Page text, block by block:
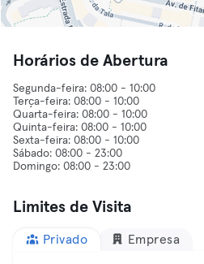
Horários de Abertura
Segunda-feira: 08:00 - 10:00
Terça-feira: 08:00 - 10:00
Quarta-feira: 08:00 - 10:00
Quinta-feira: 08:00 - 10:00
Sexta-feira: 08:00 - 10:00
Sábado: 08:00 - 23:00
Limites de Visita
Privado Empresa